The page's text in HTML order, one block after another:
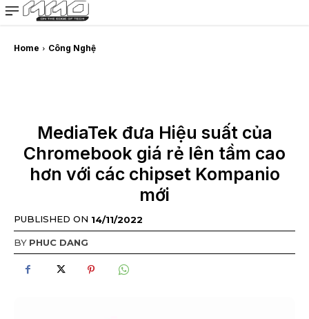
MMOSITE - Thông tin công nghệ
Bài viết nổi bật
Home Công Nghệ
MediaTek đưa Hiệu suất của
Chromebook giá rẻ lên tầm cao
hơn với các chipset Kompanio
mới
PUBLISHED ON 14/11/2022
BY PHUC DANG